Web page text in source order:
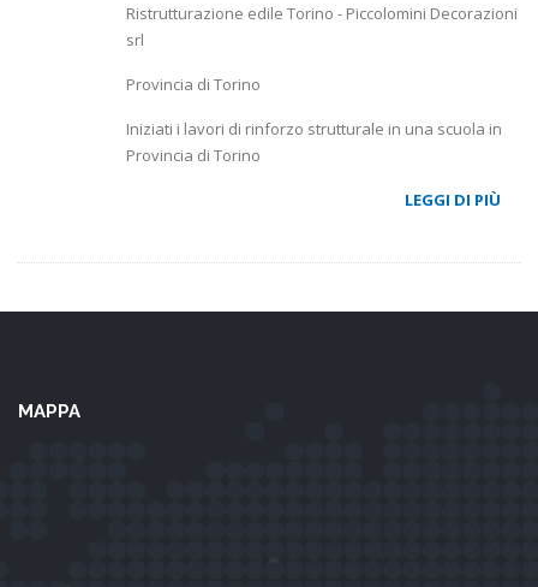
Ristrutturazione edile Torino - Piccolomini Decorazioni
srl
Provincia di Torino
Iniziati i lavori di rinforzo strutturale in una scuola in
Provincia di Torino
LEGGI DI PIÙ
MAPPA